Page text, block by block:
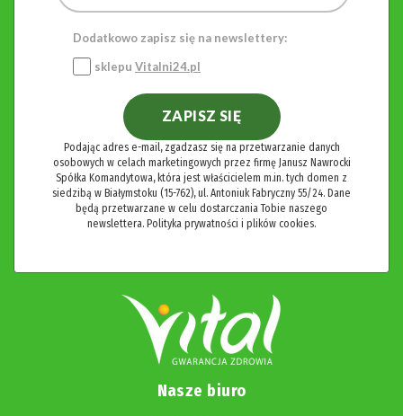
Dodatkowo zapisz się na newslettery:
sklepu Vitalni24.pl
ZAPISZ SIĘ
Podając adres e-mail, zgadzasz się na przetwarzanie danych
osobowych w celach marketingowych przez firmę Janusz Nawrocki
Spółka Komandytowa, która jest właścicielem m.in. tych domen z
siedzibą w Białymstoku (15-762), ul. Antoniuk Fabryczny 55/24. Dane
będą przetwarzane w celu dostarczania Tobie naszego
newslettera. Polityka prywatności i plików cookies.
Nasze biuro